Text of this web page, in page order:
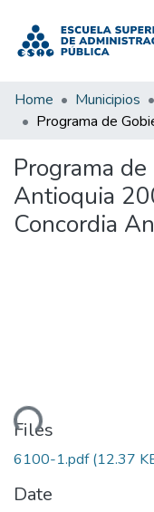
Home Municipios
Programa
Antioquia
Concordia
Files
6100-1.pdf(12.37
Date